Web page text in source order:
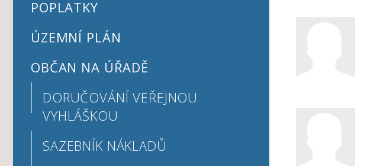
POPLATKY
ÚZEMNÍ PLÁN
OBČAN NA ÚŘADĚ
DORUČOVÁNÍ VEŘEJNOU
VYHLÁŠKOU
SAZEBNÍK NÁKLADŮ